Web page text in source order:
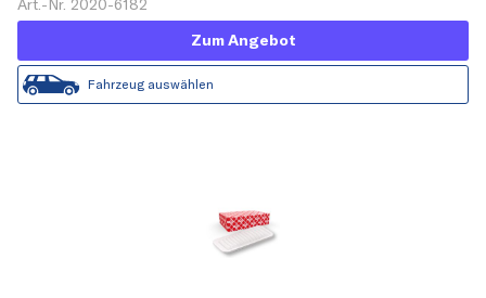
Art.-Nr. 2020-6182
Zum Angebot
Fahrzeug auswählen